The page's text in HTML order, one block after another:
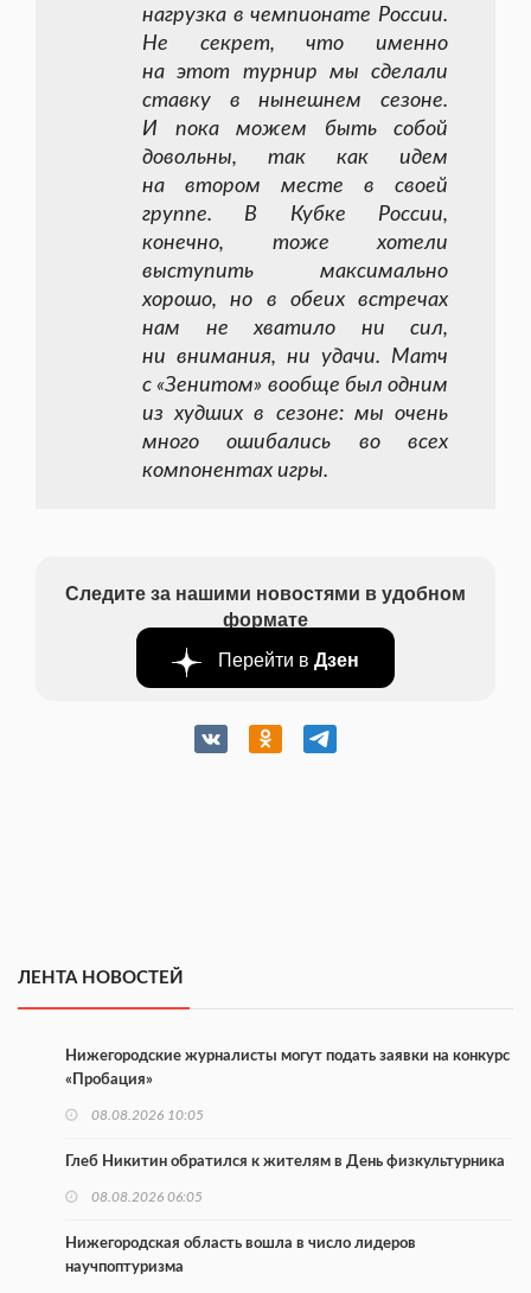
нагрузка в чемпионате России.
Не секрет, что именно
на этот турнир мы сделали
ставку в нынешнем сезоне.
И пока можем быть собой
довольны, так как идем
на втором месте в своей
группе. В Кубке России,
конечно, тоже хотели
выступить максимально
хорошо, но в обеих встречах
нам не хватило ни сил,
ни внимания, ни удачи. Матч
с «Зенитом» вообще был одним
из худших в сезоне: мы очень
много ошибались во всех
компонентах игры.
Следите за нашими новостями в удобном
формате
Перейти в Дзен
ЛЕНТА НОВОСТЕЙ
Нижегородские журналисты могут подать заявки на конкурс
«Пробация»
08.08.2026 10:05
Глеб Никитин обратился к жителям в День физкультурника
08.08.2026 06:05
Нижегородская область вошла в число лидеров
научпоптуризма